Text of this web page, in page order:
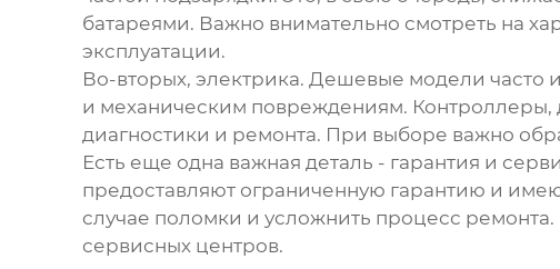
батареями. Важно внимательно смотреть на
эксплуатации.
Во-вторых, электрика. Дешевые модели часто
и механическим повреждениям. Контроллеры,
диагностики и ремонта. При выборе важно
Есть еще одна важная деталь - гарантия и
предоставляют ограниченную гарантию и
случае поломки и усложнить процесс ремонта.
сервисных центров.